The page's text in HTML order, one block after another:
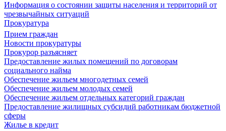
Информация о состоянии защиты населения и территорий от
чрезвычайных ситуаций
Прокуратура
Прием граждан
Новости прокуратуры
Прокурор разъясняет
Предоставление жилых помещений по договорам
социального найма
Обеспечение жильем многодетных семей
Обеспечение жильем молодых семей
Обеспечение жильем отдельных категорий граждан
Предоставление жилищных субсидий работникам бюджетной
сферы
Жилье в кредит